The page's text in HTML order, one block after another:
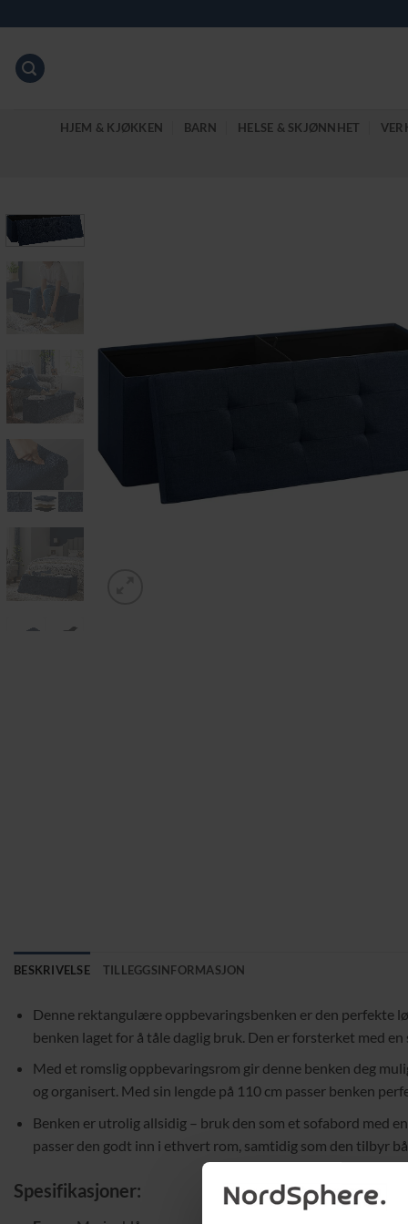
to
content
HJEM & KJØKKEN BARN HELSE & SKJØNNHET
BESKRIVELSE TILLEGGSINFORMASJON
Denne rektangulære oppbevaringsbenken er den perfekte
benken laget for å tåle daglig bruk. Den er forsterket med
Med et romslig oppbevaringsrom gir denne benken deg
og organisert. Med sin lengde på 110 cm passer benken
Benken er utrolig allsidig – bruk den som et sofabord med
passer den godt inn i ethvert rom, samtidig som den tilbyr
Spesifikasjoner: